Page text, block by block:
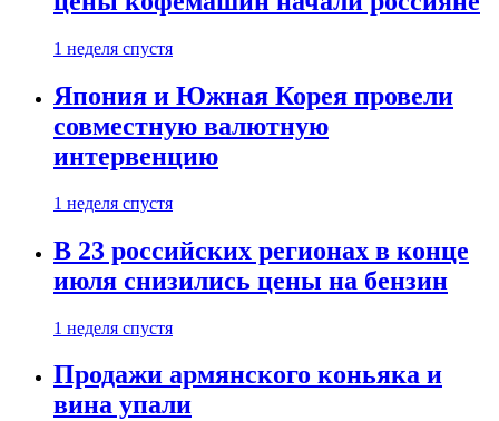
1 неделя спустя
Япония и Южная Корея провели
совместную валютную
интервенцию
1 неделя спустя
В 23 российских регионах в конце
июля снизились цены на бензин
1 неделя спустя
Продажи армянского коньяка и
вина упали